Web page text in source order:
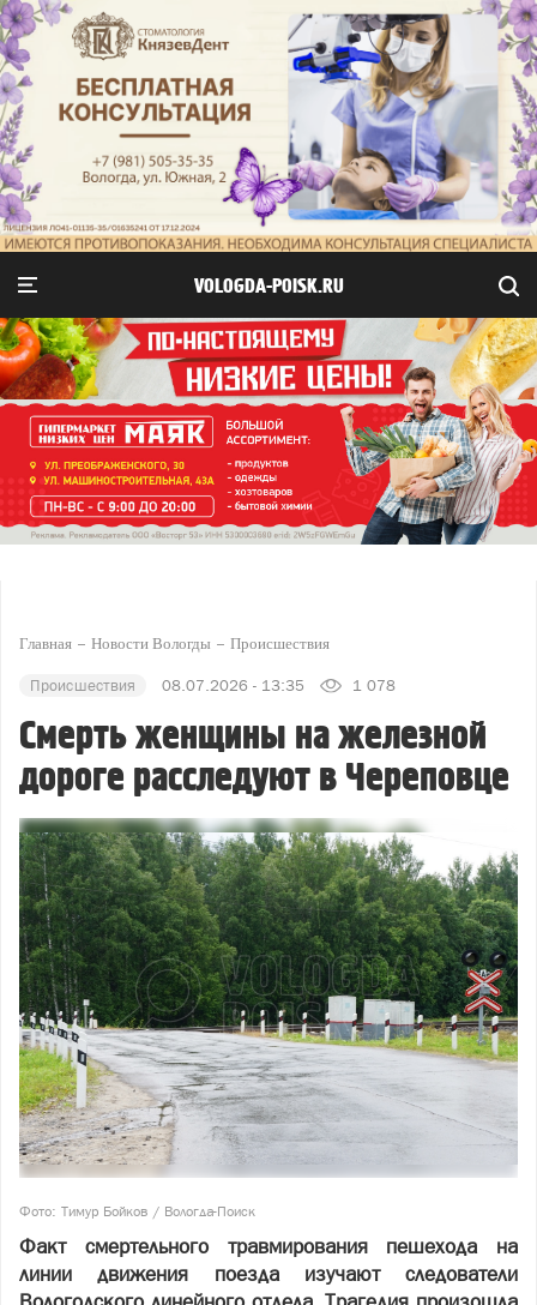
VOLOGDA-POISK.RU
Главная Новости Вологды Происшествия
Происшествия 08.07.2026 - 13:35 1 078
Смерть женщины на железной
дороге расследуют в Череповце
Фото: Тимур Бойков / Вологда-Поиск
Факт смертельного травмирования пешехода на
линии движения поезда изучают следователи